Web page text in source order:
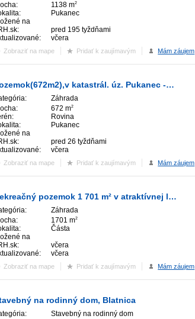
1138 m2
Pukanec
na
pred 195 tyždňami
včera
Zobraziť na mape Pridať k zaujímavým Mám záujem
Pozemok(672m2),v katastrál. úz. Pukanec -na predaj
Záhrada
672 m2
Rovina
Pukanec
na
pred 26 tyždňami
včera
Zobraziť na mape Pridať k zaujímavým Mám záujem
Rekreačný pozemok 1 701 m² v atraktívnej lokalite Častá – Píla
Záhrada
1701 m2
Částa
na
včera
včera
Zobraziť na mape Pridať k zaujímavým Mám záujem
na rodinný dom, Blatnica
Stavebný na rodinný dom